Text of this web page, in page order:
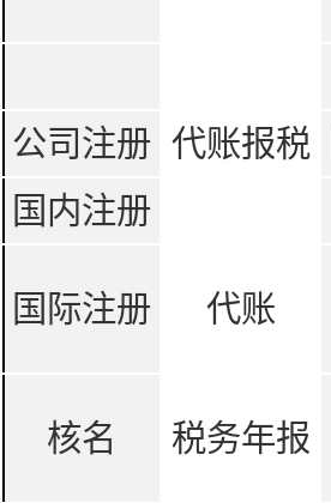
公司注册 代账报税
国内注册
国际注册 代账
核名 税务年报